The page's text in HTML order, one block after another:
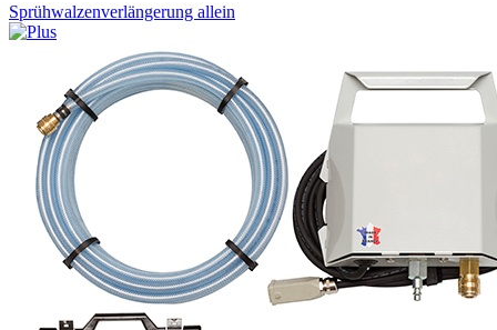
Sprühwalzenverlängerung allein